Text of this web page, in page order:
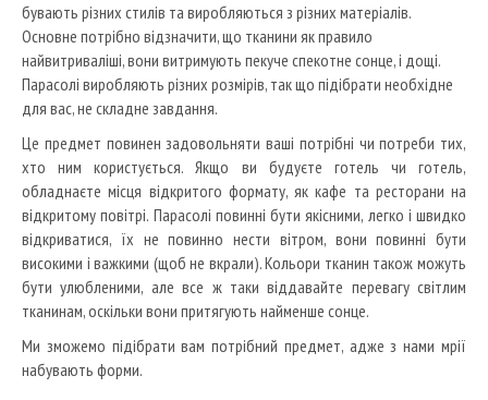
бувають різних стилів та виробляються з різних матеріалів.
Основне потрібно відзначити, що тканини як правило
найвитриваліші, вони витримують пекуче спекотне сонце, і дощі.
Парасолі виробляють різних розмірів, так що підібрати необхідне
для вас, не складне завдання.
Це предмет повинен задовольняти ваші потрібні чи потреби тих,
хто ним користується. Якщо ви будуєте готель чи готель,
обладнаєте місця відкритого формату, як кафе та ресторани на
відкритому повітрі. Парасолі повинні бути якісними, легко і швидко
відкриватися, їх не повинно нести вітром, вони повинні бути
високими і важкими (щоб не вкрали).Кольори тканин також можуть
бути улюбленими, але все ж таки віддавайте перевагу світлим
тканинам, оскільки вони притягують найменше сонце.
Ми зможемо підібрати вам потрібний предмет, адже з нами мрії
набувають форми.